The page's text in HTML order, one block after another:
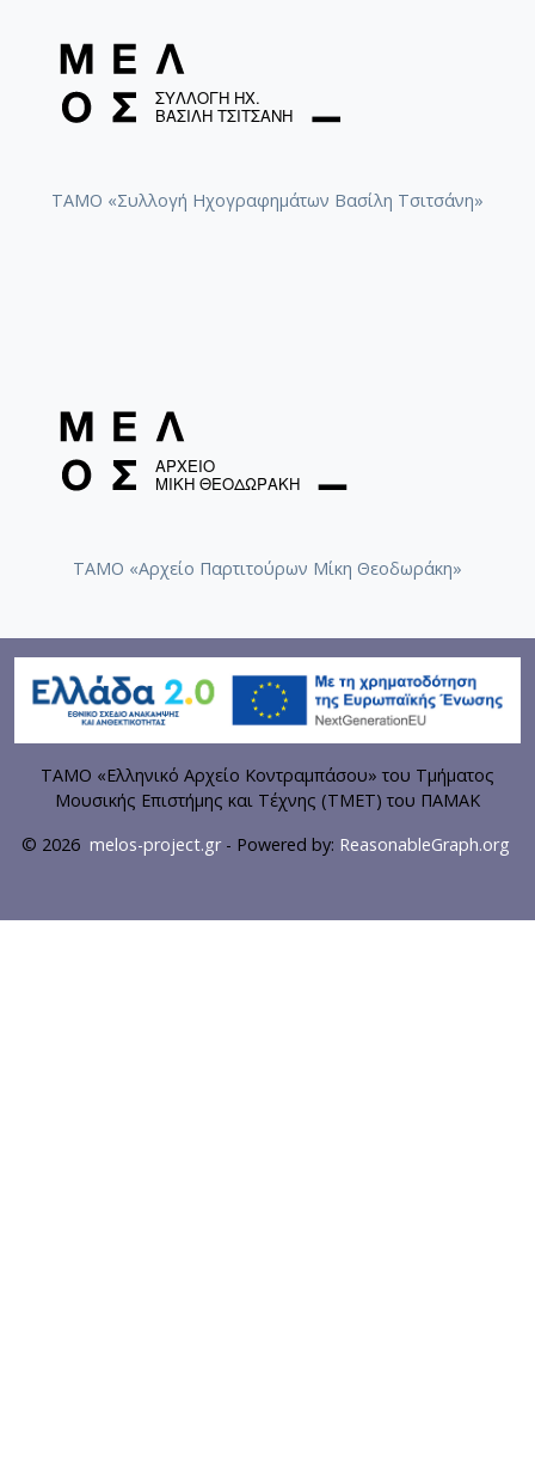
ΤΑΜΟ «Συλλογή Ηχογραφημάτων Βασίλη Τσιτσάνη»
ΤΑΜΟ «Αρχείο Παρτιτούρων Μίκη Θεοδωράκη»
ΤΑΜΟ «Ελληνικό Αρχείο Κοντραμπάσου» του Τμήματος
Μουσικής Επιστήμης και Τέχνης (ΤΜΕΤ) του ΠΑΜΑΚ
© 2026 melos-project.gr- Powered by: ReasonableGraph.org